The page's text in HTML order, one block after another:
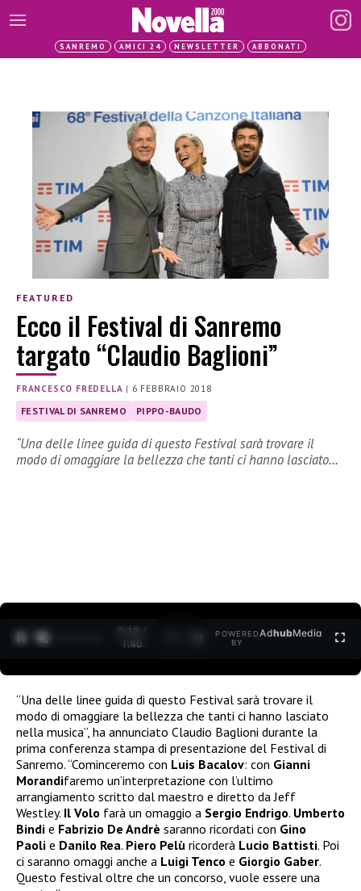
SANREMO AMICI 24 NEWSLETTER ABBONATI
FEATURED
Ecco il Festival di Sanremo
targato “Claudio Baglioni”
FRANCESCO FREDELLA | 6 FEBBRAIO 2018
FESTIVAL DI SANREMO PIPPO-BAUDO
“Una delle linee guida di questo Festival sarà trovare il
modo di omaggiare la bellezza che tanti ci hanno lasciato…
0:20 /
1:40
POWERED
BY
AdhubMedia
“Una delle linee guida di questo Festival sarà trovare il
modo di omaggiare la bellezza che tanti ci hanno lasciato
nella musica”, ha annunciato Claudio Baglioni durante la
prima conferenza stampa di presentazione del Festival di
Sanremo. “Cominceremo con Luis Bacalov: con Gianni
Morandifaremo un’interpretazione con l’ultimo
arrangiamento scritto dal maestro e diretto da Jeff
Westley. Il Volo farà un omaggio a Sergio Endrigo. Umberto
Bindi e Fabrizio De Andrè saranno ricordati con Gino
Paoli e Danilo Rea. Piero Pelù ricorderà Lucio Battisti. Poi
ci saranno omaggi anche a Luigi Tenco e Giorgio Gaber.
Questo festival oltre che un concorso, vuole essere una